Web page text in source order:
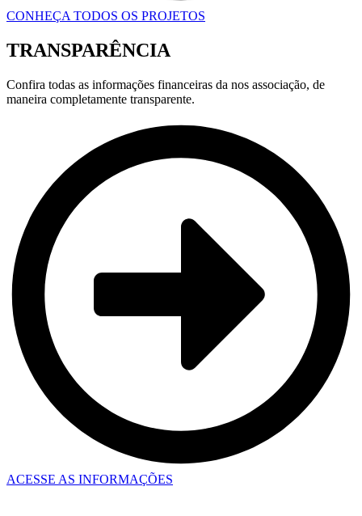
CONHEÇA TODOS OS PROJETOS
TRANSPARÊNCIA
Confira todas as informações financeiras da nos associação, de
maneira completamente transparente.
ACESSE AS INFORMAÇÕES